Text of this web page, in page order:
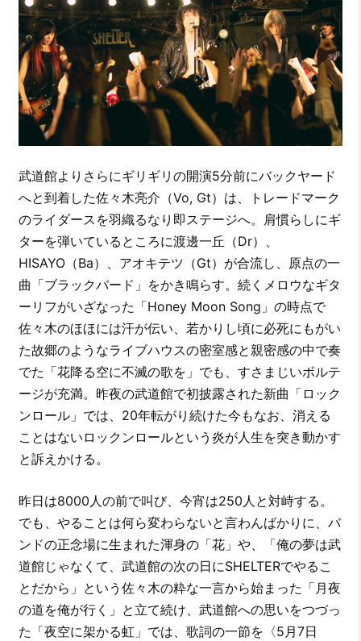
武道館よりさらにギリギリの開演5分前にバックヤード
へと到着した佐々木亮介（Vo, Gt）は、トレードマーク
のライダースを羽織るなり即ステージへ。肩慣らしにギ
ターを弾いているところに渡邊一丘（Dr）、
HISAYO（Ba）、アオキテツ（Gt）が合流し、原点の一
曲「ブラックバード」をかき鳴らす。続くメロウなギタ
ーリフがいざなった「Honey Moon Song」の時点で
佐々木のほほには汗が伝い、若かりし頃に必死にもがい
た故郷のようなライブハウスの密室感と親密感の中で奏
でた「花降る空に不滅の歌を」でも、すさまじいボルテ
ージが充満。昨夜の武道館で初披露された新曲「ロック
ンロール」では、20年転がり続けた今もなお、消える
ことはないロックンロールという炎が人生を突き動かす
と訴えかける。
昨日は8000人の前で叫び、今宵は250人と対峙する。
でも、やることは何ら変わらないと言わんばかりに、バ
ンドの正念場に生まれた渾身の「花」や、「俺の夢は武
道館じゃなくて、武道館の次の日にSHELTERでやるこ
とだから」という佐々木の粋な一言から始まった「月夜
の道を俺が行く」と立て続け、武道館への思いをつづっ
た「夜空に架かる虹」では、歌詞の一節を〈5月7日